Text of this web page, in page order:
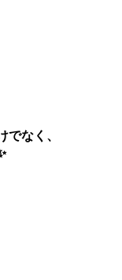
でなく、